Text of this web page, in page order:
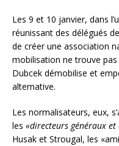
Les 9 et 10 janvier, dans
réunissant des délégués
de créer une association
mobilisation ne trouve pas
Dubcek démobilise et
alternative.
Les normalisateurs, eux,
les «directeurs généraux et
Husak et Strougal, les